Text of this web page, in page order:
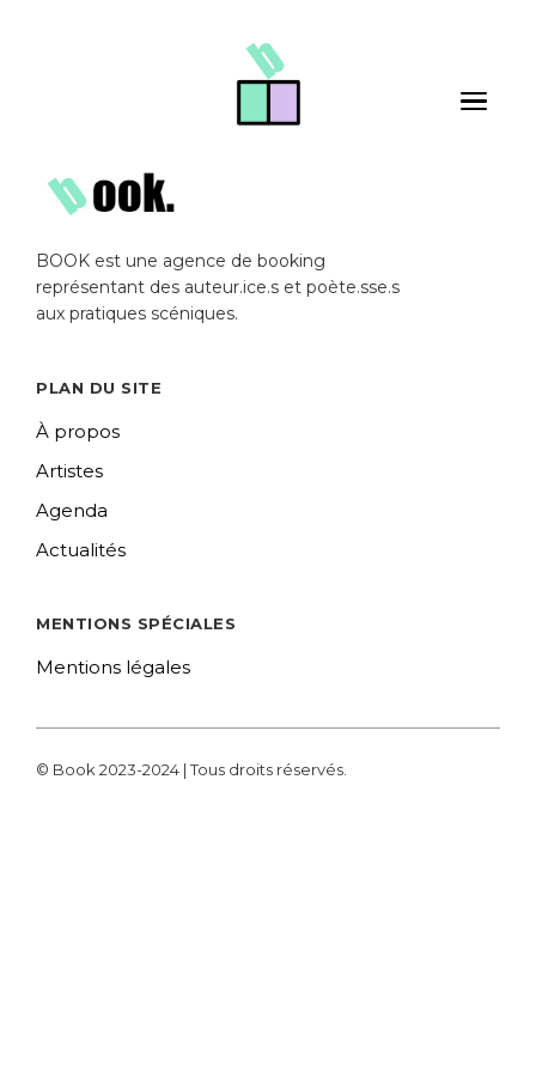
Toggle
BOOK est une agence de booking
représentant des auteur.ice.s et poète.sse.s
aux pratiques scéniques.
PLAN DU SITE
À propos
Artistes
Agenda
Actualités
MENTIONS SPÉCIALES
Mentions légales
© Book 2023-2024 | Tous droits réservés.